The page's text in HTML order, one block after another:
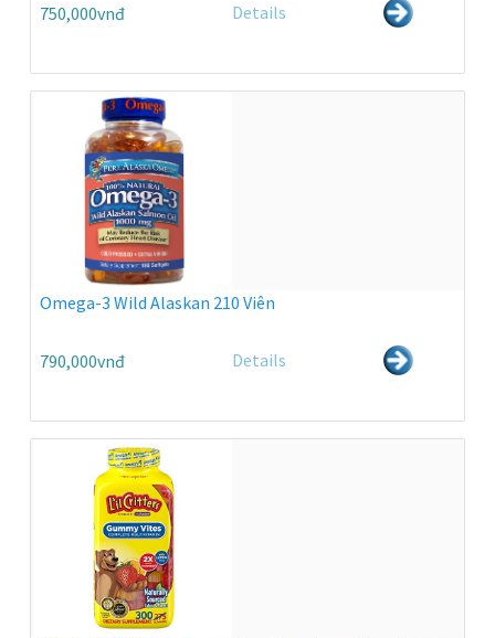
750,000vnđ Details
Omega-3 Wild Alaskan 210 Viên
790,000vnđ Details